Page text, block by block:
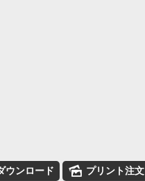
ウンロード 🌄 プリント注文